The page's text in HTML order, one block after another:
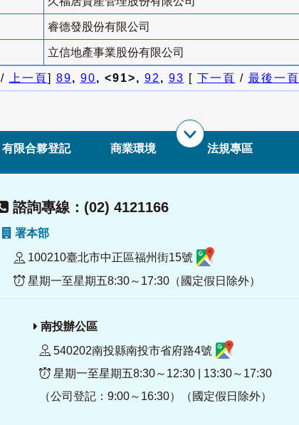
睿德發股份有限公司
立信地產事業股份有限公司
/ 上一頁] 89, 90, <91>, 92, 93 [ 下一頁 / 最後一頁
有限合夥登記 商業環境 法規專區
諮詢專線：(02) 4121166
署本部
100210臺北市中正區福州街15號
星期一至星期五8:30～17:30（國定假日除外）
南投辦公區
540202南投縣南投市省府路4號
星期一至星期五8:30～12:30 | 13:30～17:30
（公司登記：9:00～16:30）（國定假日除外）